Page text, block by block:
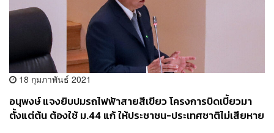
18 กุมภาพันธ์ 2021
อนุพงษ์ แจงยิบปมรถไฟฟ้าสายสีเขียว โครงการบิดเบี้ยวมา
ตั้งแต่ต้น ต้องใช้ ม.44 แก้ ให้ประชาชน-ประเทศชาติไม่เสียหาย